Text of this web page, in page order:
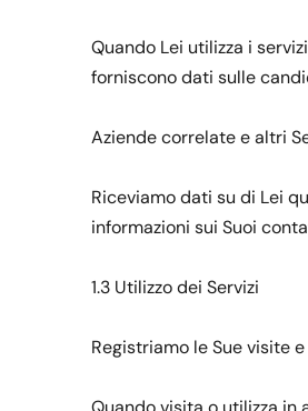
Quando Lei utilizza i
forniscono dati sulle
Aziende correlate e altri
Riceviamo dati su di Lei
informazioni sui Suoi
1.3 Utilizzo dei Servizi
Registriamo le Sue visite